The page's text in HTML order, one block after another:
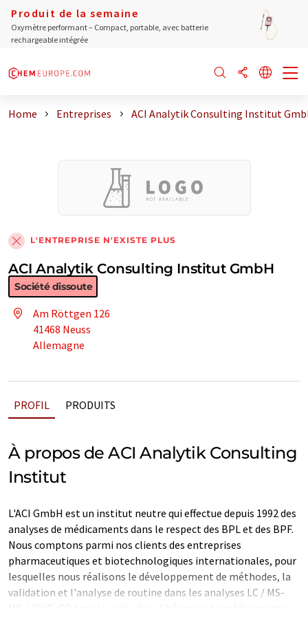
Produit de la semaine
Oxymètre performant – Compact, portable, avec batterie
rechargeable intégrée
Home Entreprises ACI Analytik Consulting Institut
L'ENTREPRISE N'EXISTE PLUS
ACI Analytik Consulting Institut GmbH
Société dissoute
Am Röttgen 126
41468 Neuss
Allemagne
PROFIL PRODUITS
À propos de ACI Analytik Consulting
Institut
L'ACI GmbH est un institut neutre qui effectue depuis 1992 des
analyses de médicaments dans le respect des BPL et des BPF.
Nous comptons parmi nos clients des entreprises
pharmaceutiques et biotechnologiques internationales, pour
lesquelles nous réalisons le développement de méthodes, la
validation et l'analyse de routine dans les analyses LC / MS-